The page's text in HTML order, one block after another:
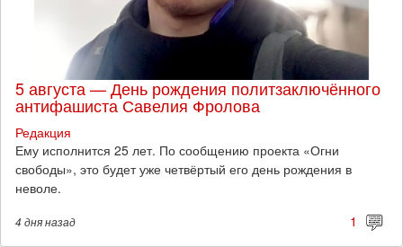
5 августа — День рождения политзаключённого
антифашиста Савелия Фролова
Редакция
Ему исполнится 25 лет. По сообщению проекта «Огни
свободы», это будет уже четвёртый его день рождения в
неволе.
4 дняназад 1